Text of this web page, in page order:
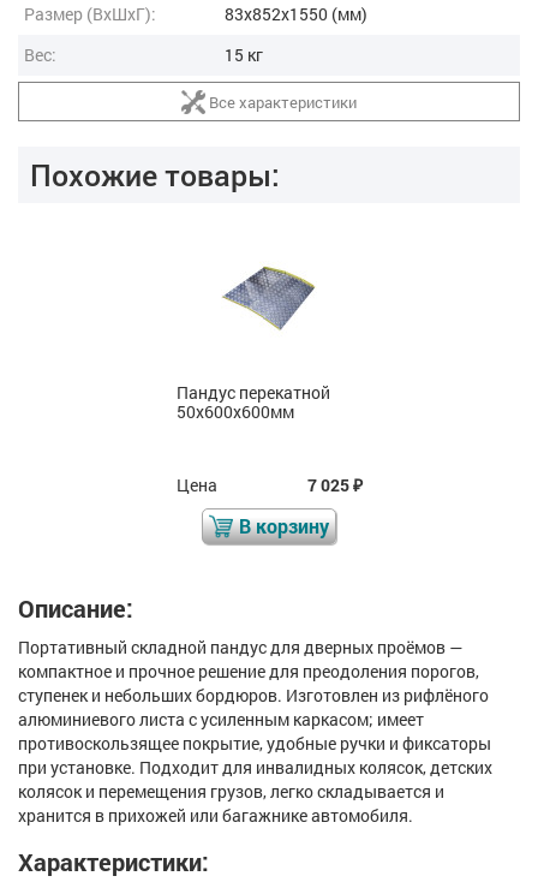
Размер (ВxШxГ):
83x852x1550 (мм)
Вес:
15 кг
Все характеристики
Похожие товары:
Пандус перекатной
50х600х600мм
Цена 7 025₽
В корзину
Описание:
Портативный складной пандус для дверных проёмов —
компактное и прочное решение для преодоления порогов,
ступенек и небольших бордюров. Изготовлен из рифлёного
алюминиевого листа с усиленным каркасом; имеет
противоскользящее покрытие, удобные ручки и фиксаторы
при установке. Подходит для инвалидных колясок, детских
колясок и перемещения грузов, легко складывается и
хранится в прихожей или багажнике автомобиля.
Характеристики: